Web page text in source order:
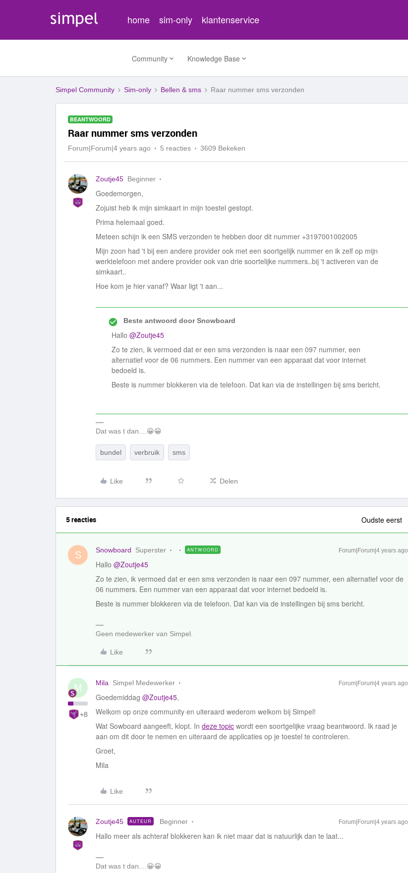
home sim-only klantenservice
Community Knowledge Base
Simpel Community Sim-only Bellen & sms Raar nummer sms verzonden
BEANTWOORD
Raar nummer sms verzonden
Forum|Forum|4 years ago 5 reacties 3609 Bekeken
Zoutje45 Beginner
Goedemorgen,
Zojuist heb ik mijn simkaart in mijn toestel gestopt.
Prima helemaal goed.
Meteen schijn ik een SMS verzonden te hebben door dit nummer +3197001002005
Mijn zoon had 't bij een andere provider ook met een soortgelijk nummer en ik zelf op mijn
werktelefoon met andere provider ook van drie soortelijke nummers..bij 't activeren van de
simkaart..
Hoe kom je hier vanaf? Waar ligt 't aan...
Beste antwoord doorSnowboard
Hallo @Zoutje45
Zo te zien, ik vermoed dat er een sms verzonden is naar een 097 nummer, een
alternatief voor de 06 nummers. Een nummer van een apparaat dat voor internet
bedoeld is.
Beste is nummer blokkeren via de telefoon. Dat kan via de instellingen bij sms bericht.
Dat was t dan....😀😀
bundel verbruik sms
Like Delen
5 reacties Oudste eerst
S Snowboard Superster ANTWOORD Forum|Forum|4 years ago
Hallo @Zoutje45
Zo te zien, ik vermoed dat er een sms verzonden is naar een 097 nummer, een alternatief voor de
06 nummers. Een nummer van een apparaat dat voor internet bedoeld is.
Beste is nummer blokkeren via de telefoon. Dat kan via de instellingen bij sms bericht.
Geen medewerker van Simpel.
Like
M
+8
Mila Simpel Medewerker Forum|Forum|4 years ago
Goedemiddag @Zoutje45,
Welkom op onze community en uiteraard wederom welkom bij Simpel!
Wat Sowboard aangeeft, klopt. In deze topic wordt een soortgelijke vraag beantwoord. Ik raad je
aan om dit door te nemen en uiteraard de applicaties op je toestel te controleren.
Groet,
Mila
Like
Zoutje45 AUTEUR Beginner Forum|Forum|4 years ago
Hallo meer als achteraf blokkeren kan ik niet maar dat is natuurlijk dan te laat...
Dat was t dan....😀😀